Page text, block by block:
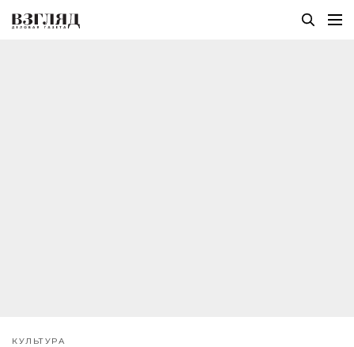
КУЛЬТУРА